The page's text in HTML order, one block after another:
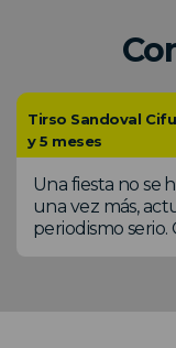
Tirso Sandoval
y 5 meses
Una fiesta no se
una vez más,
periodismo serio.